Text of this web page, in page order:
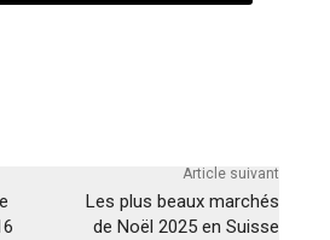
Article suivant
Les plus beaux marchés
de Noël 2025 en Suisse